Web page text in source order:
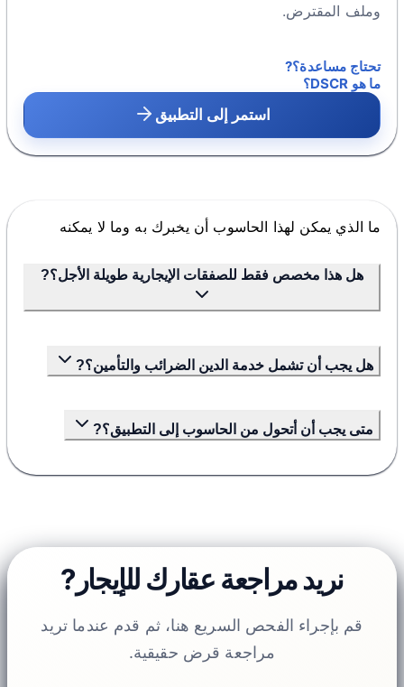
وملف المقترض.
تحتاج مساعدة؟?
ما هو DSCR؟
استمر إلى التطبيق
ما الذي يمكن لهذا الحاسوب أن يخبرك به وما لا يمكنه
هل هذا مخصص فقط للصفقات الإيجارية طويلة الأجل؟?
هل يجب أن تشمل خدمة الدين الضرائب والتأمين؟?
متى يجب أن أتحول من الحاسوب إلى التطبيق؟?
نريد مراجعة عقارك للإيجار?
قم بإجراء الفحص السريع هنا، ثم قدم عندما تريد
مراجعة قرض حقيقية.